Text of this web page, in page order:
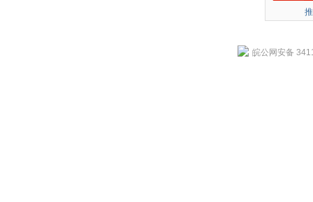
皖公网安备